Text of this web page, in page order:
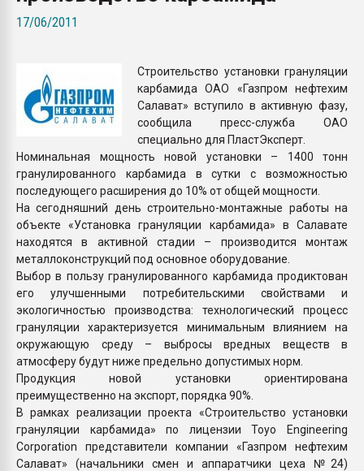
ПЕРЕЙТИ НА
17/06/2011
Строительство установки грануляции
карбамида ОАО «Газпром нефтехим
Салават» вступило в активную фазу,
сообщила пресс-служба ОАО
специально для ПластЭксперт.
Номинальная мощность новой установки – 1400 тонн
гранулированного карбамида в сутки с возможностью
последующего расширения до 10% от общей мощности.
На сегодняшний день строительно-монтажные работы на
объекте «Установка грануляции карбамида» в Салавате
находятся в активной стадии – производится монтаж
металлоконструкций под основное оборудование.
Выбор в пользу гранулированного карбамида продиктован
его улучшенными потребительскими свойствами и
экологичностью производства: технологический процесс
грануляции характеризуется минимальным влиянием на
окружающую среду – выбросы вредных веществ в
атмосферу будут ниже предельно допустимых норм.
Продукция новой установки ориентирована
преимущественно на экспорт, порядка 90%.
В рамках реализации проекта «Строительство установки
грануляции карбамида» по лицензии Toyo Engineering
Corporation представители компании «Газпром нефтехим
Салават» (начальники смен и аппаратчики цеха №24)